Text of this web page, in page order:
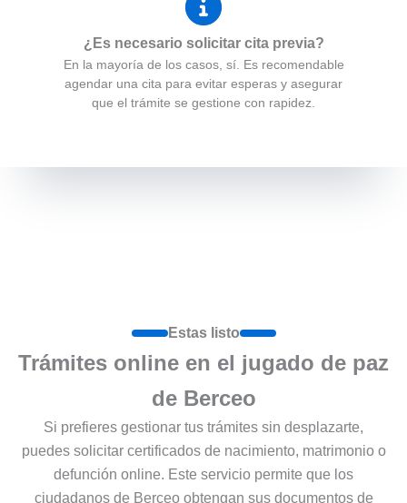
¿Es necesario solicitar cita previa?
En la mayoría de los casos, sí. Es recomendable
agendar una cita para evitar esperas y asegurar
que el trámite se gestione con rapidez.
Estas listo
Trámites online en el jugado de paz
de Berceo
Si prefieres gestionar tus trámites sin desplazarte,
puedes solicitar certificados de nacimiento, matrimonio o
defunción online. Este servicio permite que los
ciudadanos de Berceo obtengan sus documentos de